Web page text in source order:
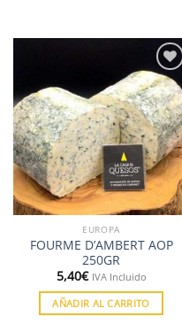
Añadir
a la
lista de
deseos
EUROPA
FOURME D’AMBERT AOP
250GR
5,40€ IVA Incluido
AÑADIR AL CARRITO